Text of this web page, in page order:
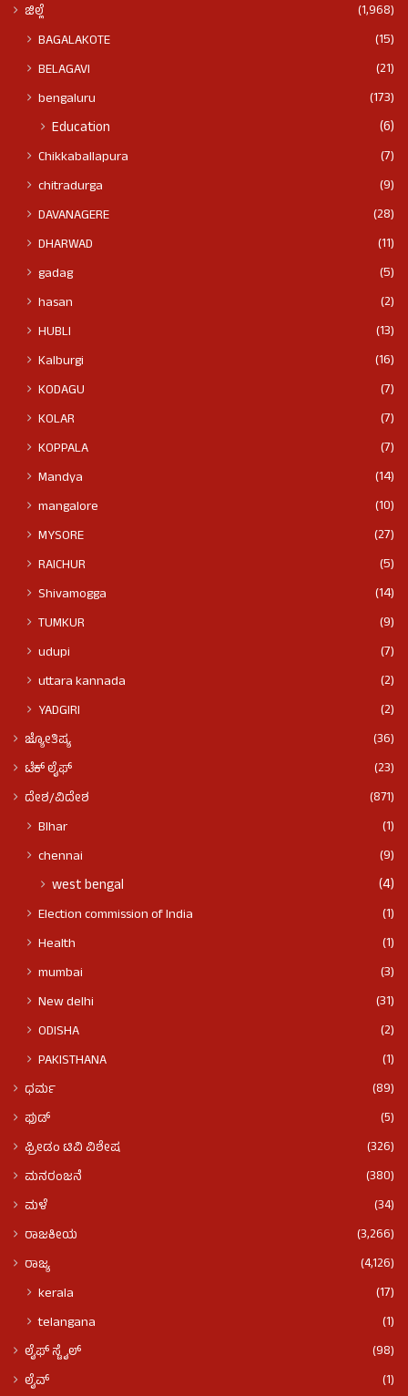
ಜಿಲ್ಲೆ
(1,968)
BAGALAKOTE
(15)
BELAGAVI
(21)
bengaluru
(173)
Education (6)
Chikkaballapura
(7)
chitradurga
(9)
DAVANAGERE
(28)
DHARWAD
(11)
gadag
(5)
hasan
(2)
HUBLI
(13)
Kalburgi
(16)
KODAGU
(7)
KOLAR
(7)
KOPPALA
(7)
Mandya
(14)
mangalore
(10)
MYSORE
(27)
RAICHUR
(5)
Shivamogga
(14)
TUMKUR
(9)
udupi
(7)
uttara kannada
(2)
YADGIRI
(2)
ಜ್ಯೋತಿಷ್ಯ
(36)
ಟೆಕ್ ಲೈಫ್
(23)
ದೇಶ/ವಿದೇಶ
(871)
BIhar
(1)
chennai
(9)
west bengal (4)
Election commission of India
(1)
Health
(1)
mumbai
(3)
New delhi
(31)
ODISHA
(2)
PAKISTHANA
(1)
ಧರ್ಮ
(89)
ಫುಡ್​​
(5)
ಫ್ರೀಡಂ ಟಿವಿ ವಿಶೇಷ
(326)
ಮನರಂಜನೆ
(380)
ಮಳೆ
(34)
ರಾಜಕೀಯ
(3,266)
ರಾಜ್ಯ
(4,126)
kerala
(17)
telangana
(1)
ಲೈಫ್ ಸ್ಟೈಲ್
(98)
ಲೈವ್
(1)